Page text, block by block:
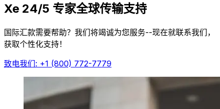
Xe 24/5 专家全球传输支持
国际汇款需要帮助？我们将竭诚为您服务--现在就联系我们，
获取个性化支持！
致电我们: +1 (800) 772-7779